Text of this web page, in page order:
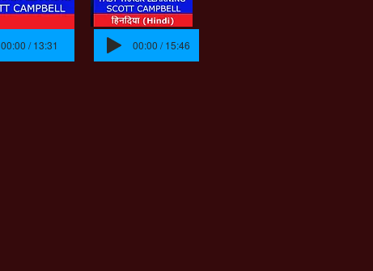
00:00 / 13:31 00:00 / 15:46